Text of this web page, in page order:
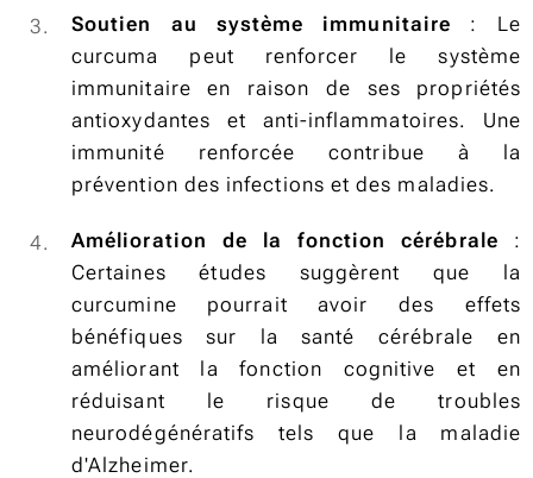
Soutien au système immunitaire : Le
curcuma peut renforcer le système
immunitaire en raison de ses propriétés
antioxydantes et anti-inflammatoires. Une
immunité renforcée contribue à la
prévention des infections et des maladies.
Amélioration de la fonction cérébrale :
Certaines études suggèrent que la
curcumine pourrait avoir des effets
bénéfiques sur la santé cérébrale en
améliorant la fonction cognitive et en
réduisant le risque de troubles
neurodégénératifs tels que la maladie
d'Alzheimer.